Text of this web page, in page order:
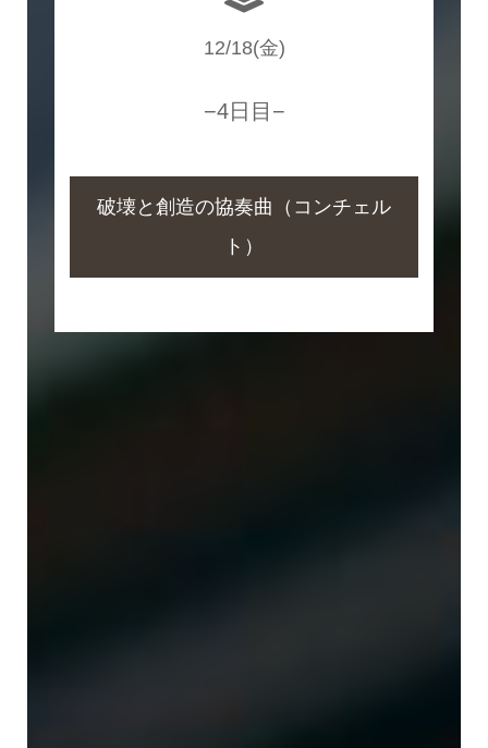
12/18(金)
−4日目−
破壊と創造の協奏曲（コンチェル
ト）